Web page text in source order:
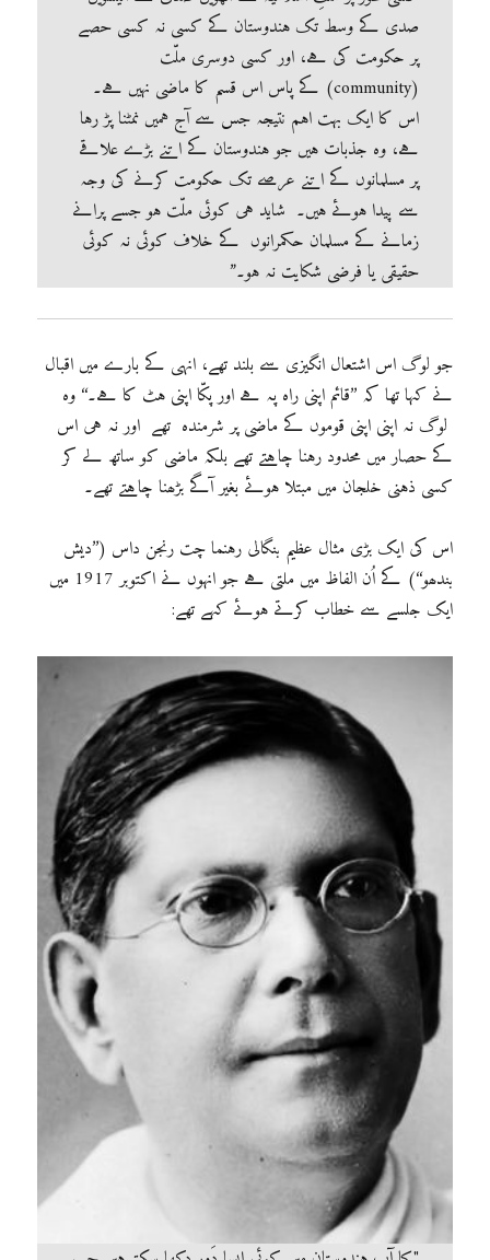
صدی کے وسط تک ہندوستان کے کسی نہ کسی حصے
پر حکومت کی ہے، اور کسی دوسری ملّت
(community) کے پاس اس قسم کا ماضی نہیں ہے۔
اس کا ایک بہت اہم نتیجہ جس سے آج ہمیں نمٹنا پڑ رہا
ہے، وہ جذبات ہیں جو ہندوستان کے اتنے بڑے علاقے
پر مسلمانوں کے اتنے عرصے تک حکومت کرنے کی وجہ
سے پیدا ہوئے ہیں۔ شاید ہی کوئی ملّت ہو جسے پرانے
زمانے کے مسلمان حکمرانوں کے خلاف کوئی نہ کوئی
حقیقی یا فرضی شکایت نہ ہو۔”
جو لوگ اس اشتعال انگیزی سے بلند تھے، انہی کے بارے میں اقبال
نے کہا تھا کہ ’’قائم اپنی راہ پہ ہے اور پکّا اپنی ہٹ کا ہے۔‘‘ وہ
لوگ نہ اپنی اپنی قوموں کے ماضی پر شرمندہ تھے اور نہ ہی اس
کے حصار میں محدود رہنا چاہتے تھے بلکہ ماضی کو ساتھ لے کر
کسی ذہنی خلجان میں مبتلا ہوئے بغیر آگے بڑھنا چاہتے تھے۔
اس کی ایک بڑی مثال عظیم بنگالی رہنما چت رنجن داس (’’دیش
بندھو‘‘) کے اُن الفاظ میں ملتی ہے جو انہوں نے اکتوبر 1917 میں
ایک جلسے سے خطاب کرتے ہوئے کہے تھے: